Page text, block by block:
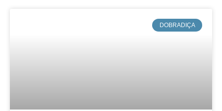
​DOBRADIÇA